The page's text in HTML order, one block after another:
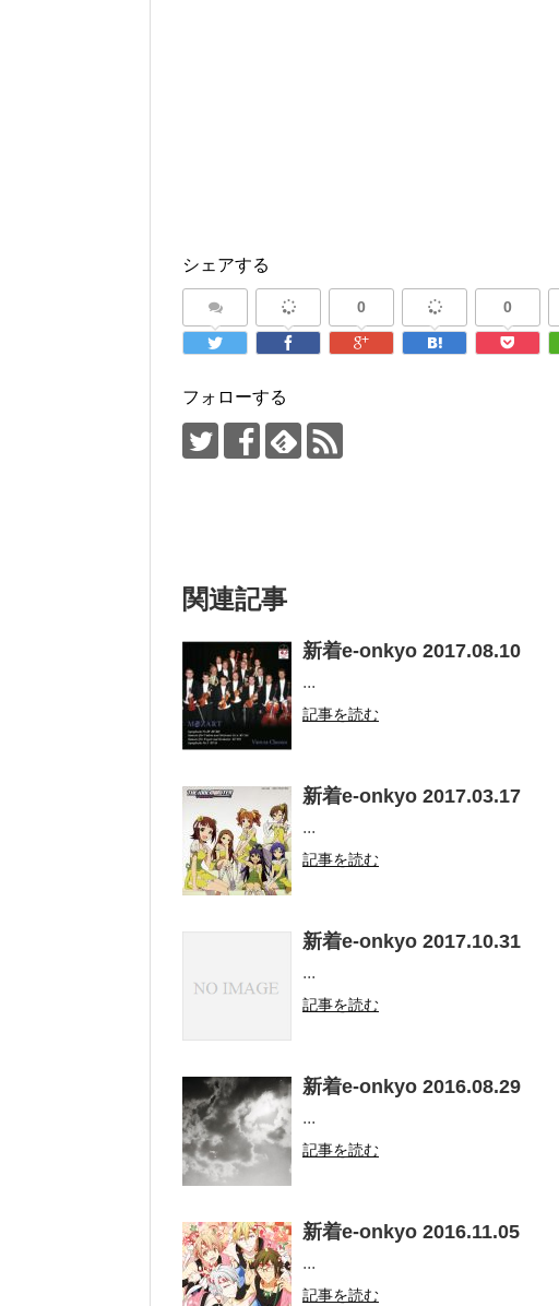
シェアする
0 0
フォローする
関連記事
新着e-onkyo 2017.08.10
...
記事を読む
新着e-onkyo 2017.03.17
...
記事を読む
新着e-onkyo 2017.10.31
...
記事を読む
新着e-onkyo 2016.08.29
...
記事を読む
新着e-onkyo 2016.11.05
...
記事を読む